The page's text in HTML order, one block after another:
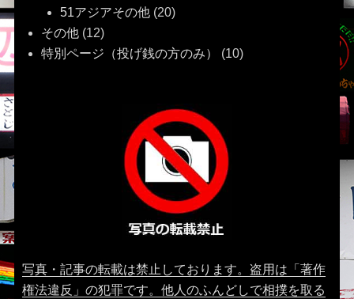
51アジアその他(20)
その他(12)
特別ページ（投げ銭の方のみ）
(10)
写真・記事の転載は禁止しております。盗用は「著作
権法違反」の犯罪です。他人のふんどしで相撲を取る